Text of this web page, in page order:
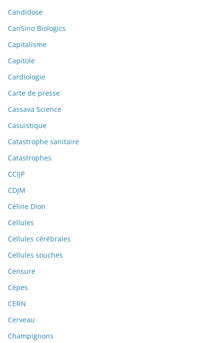
Candidose
CanSino Biologics
Capitalisme
Capitole
Cardiologie
Carte de presse
Cassava Science
Casuistique
Catastrophe sanitaire
Catastrophes
CCIJP
CDJM
Céline Dion
Cellules
Cellules cérébrales
Cellules souches
Censure
Cèpes
CERN
Cerveau
Champignons